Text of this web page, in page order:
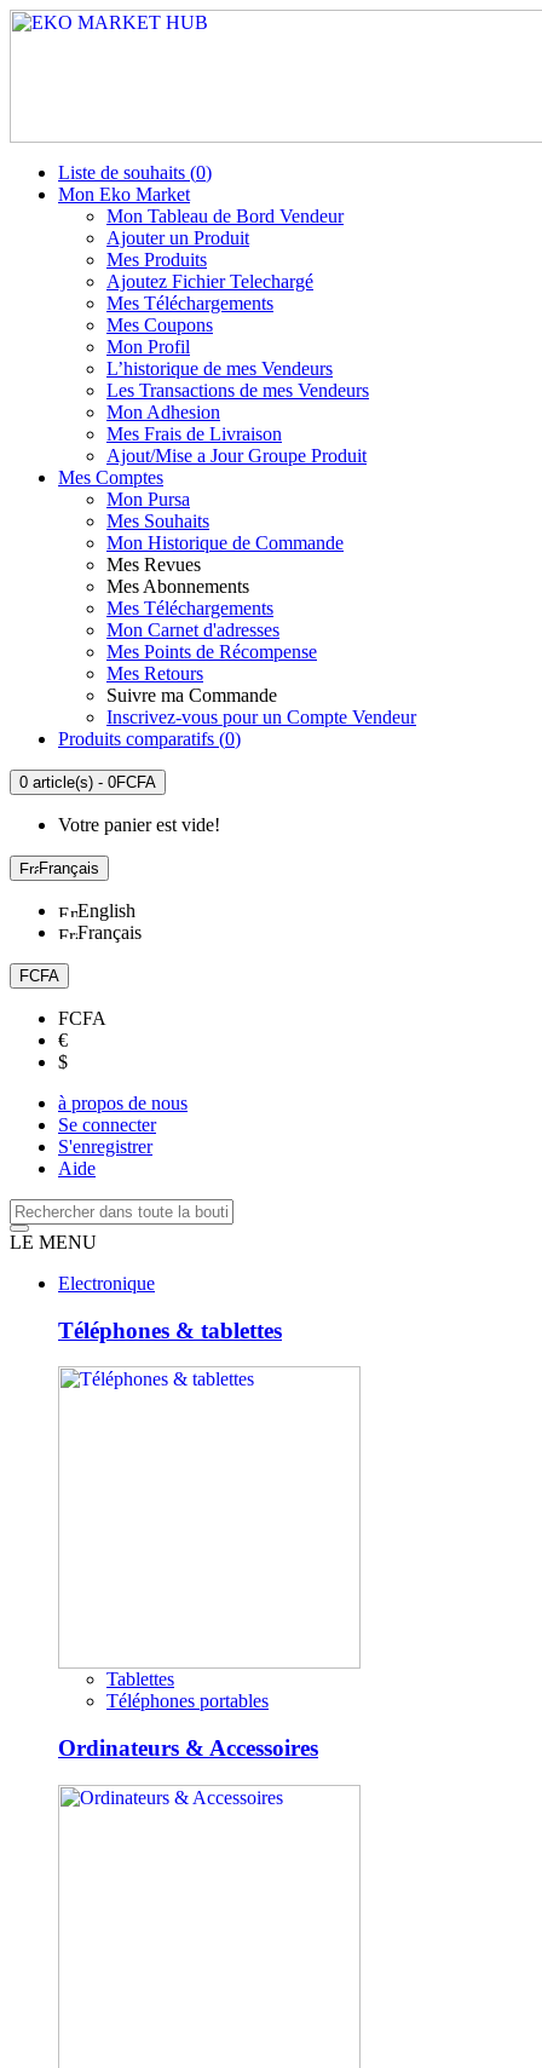
Liste de souhaits (0)
Mon Eko Market
Mon Tableau de Bord Vendeur
Ajouter un Produit
Mes Produits
Ajoutez Fichier Telechargé
Mes Téléchargements
Mes Coupons
Mon Profil
L’historique de mes Vendeurs
Les Transactions de mes Vendeurs
Mon Adhesion
Mes Frais de Livraison
Ajout/Mise a Jour Groupe Produit
Mes Comptes
Mon Pursa
Mes Souhaits
Mon Historique de Commande
Mes Revues
Mes Abonnements
Mes Téléchargements
Mon Carnet d'adresses
Mes Points de Récompense
Mes Retours
Suivre ma Commande
Inscrivez-vous pour un Compte Vendeur
Produits comparatifs (0)
0 article(s) - 0FCFA
Votre panier est vide!
Français
English
Français
FCFA
FCFA
€
$
à propos de nous
Se connecter
S'enregistrer
Aide
LE MENU
Electronique
Téléphones & tablettes
Tablettes
Téléphones portables
Ordinateurs & Accessoires